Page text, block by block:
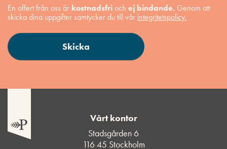
En offert från oss är kostnadsfrioch ej bindande. Genom att
skicka dina uppgifter samtycker du till vår integritetspolicy.
Vårt kontor
Stadsgården 6
116 45 Stockholm